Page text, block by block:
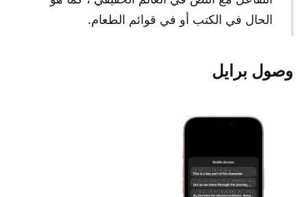
الحال في الكتب أو في قوائم الطعام.
وصول برايل